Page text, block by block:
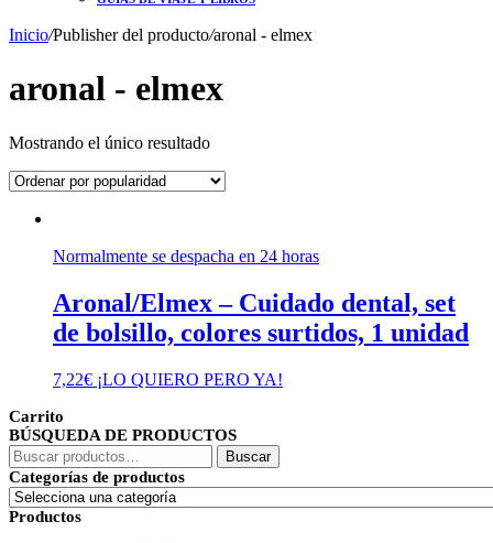
Inicio/Publisher del producto/aronal - elmex
aronal - elmex
Mostrando el único resultado
Normalmente se despacha en 24 horas
Aronal/Elmex – Cuidado dental, set
de bolsillo, colores surtidos, 1 unidad
7,22€ ¡LO QUIERO PERO YA!
Carrito
BÚSQUEDA DE PRODUCTOS
Buscar
por:
Buscar
Categorías de productos
Productos